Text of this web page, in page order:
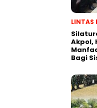
LINTAS
Akpol,
Bagi